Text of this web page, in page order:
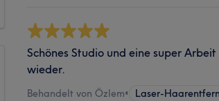
Schönes Studio und eine super
wieder.
Behandelt von Özlem• Laser-